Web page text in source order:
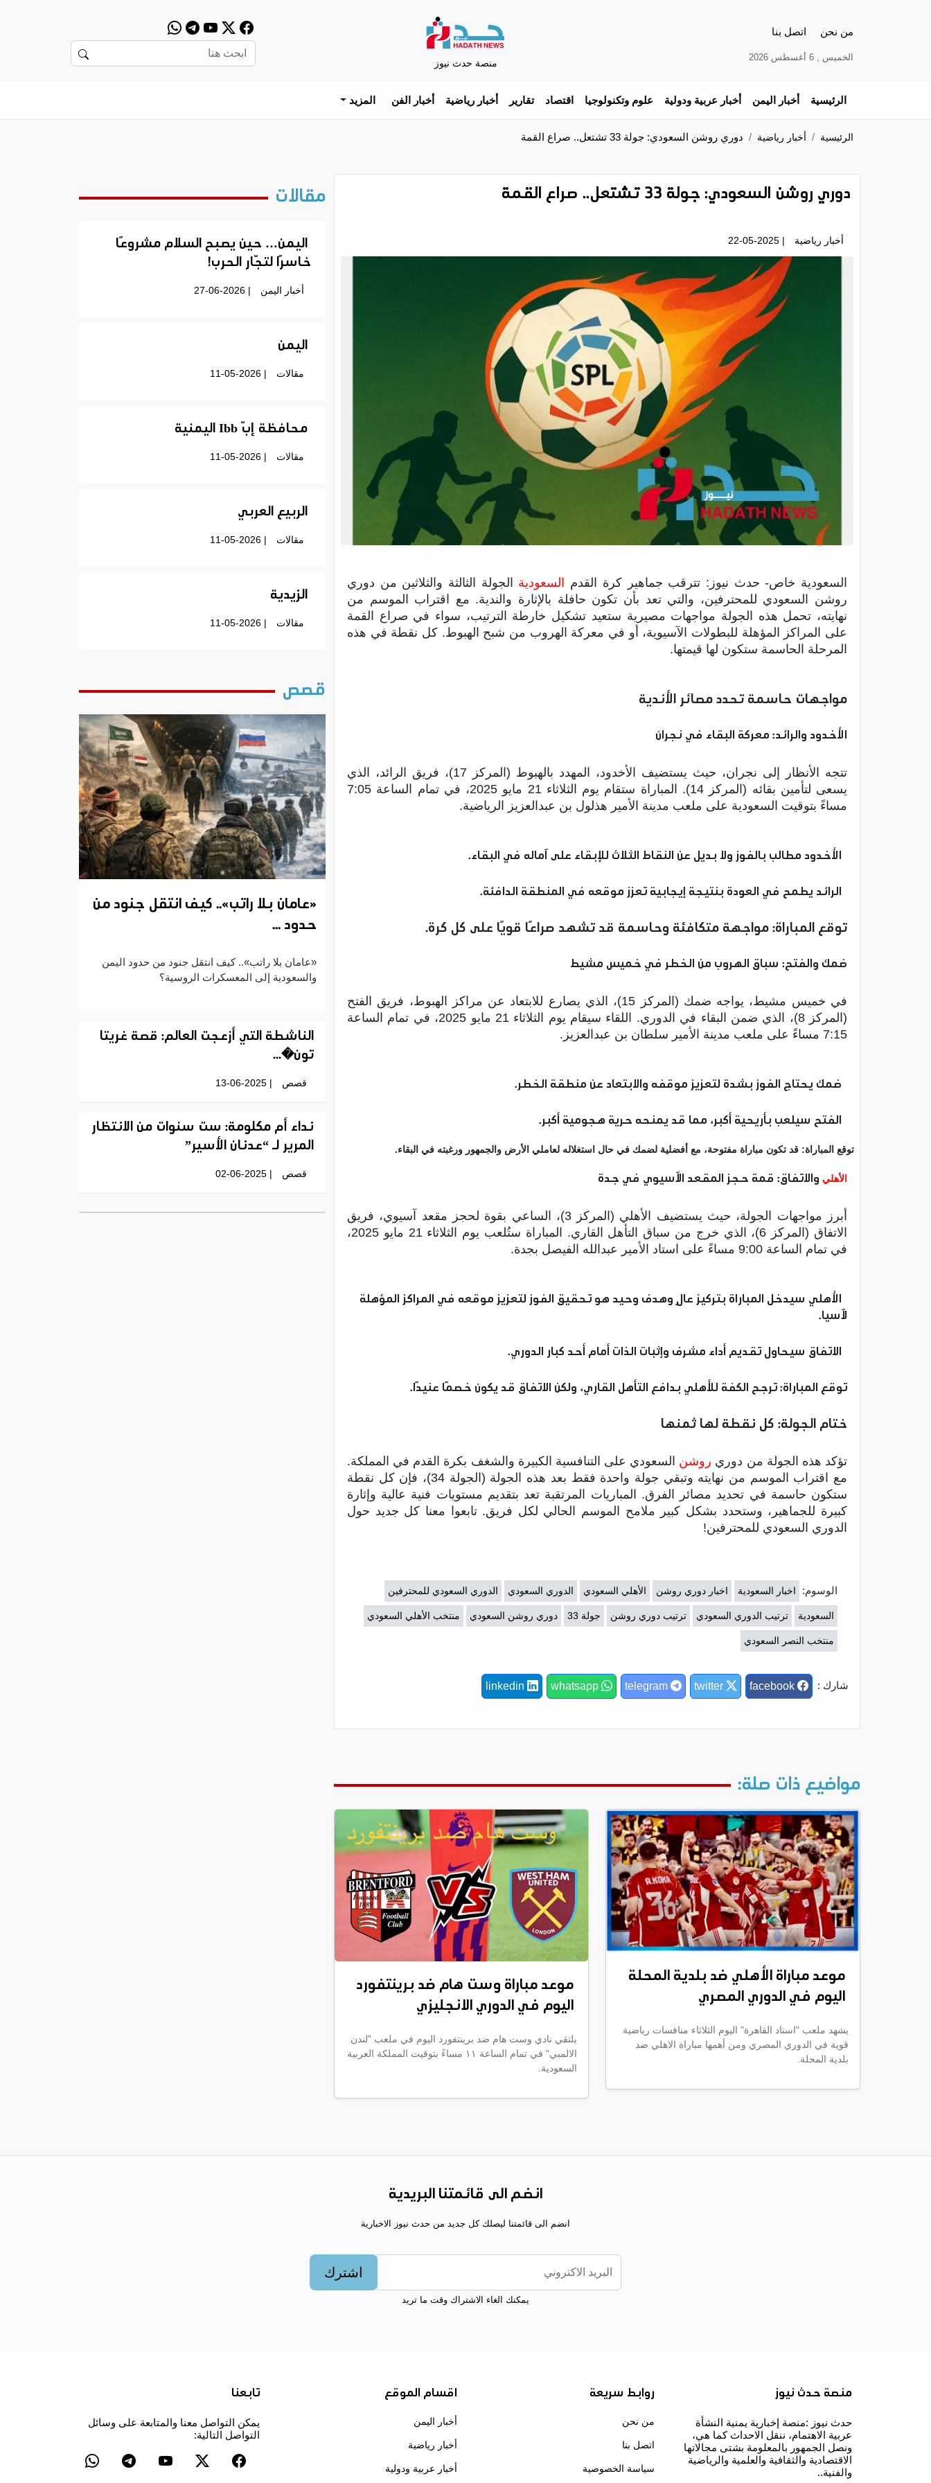
من نحن اتصل بنا
الخميس , 6 أغسطس 2026
منصة حدث نيوز
الرئيسية أخبار اليمن أخبار عربية ودولية علوم وتكنولوجيا اقتصاد تقارير أخبار رياضية أخبار الفن المزيد
الرئيسية أخبار رياضية دوري روشن السعودي: جولة 33 تشتعل.. صراع القمة
دوري روشن السعودي: جولة 33 تشتعل.. صراع القمة
أخبار رياضية | 22-05-2025
السعودية خاص- حدث نيوز: تترقب جماهير كرة القدم السعودية الجولة الثالثة والثلاثين من دوري
روشن السعودي للمحترفين، والتي تعد بأن تكون حافلة بالإثارة والندية. مع اقتراب الموسم من
نهايته، تحمل هذه الجولة مواجهات مصيرية ستعيد تشكيل خارطة الترتيب، سواء في صراع القمة
على المراكز المؤهلة للبطولات الآسيوية، أو في معركة الهروب من شبح الهبوط. كل نقطة في هذه
المرحلة الحاسمة ستكون لها قيمتها.
مواجهات حاسمة تحدد مصائر الأندية
الأخدود والرائد: معركة البقاء في نجران
تتجه الأنظار إلى نجران، حيث يستضيف الأخدود، المهدد بالهبوط (المركز 17)، فريق الرائد، الذي
يسعى لتأمين بقائه (المركز 14). المباراة ستقام يوم الثلاثاء 21 مايو 2025، في تمام الساعة 7:05
مساءً بتوقيت السعودية على ملعب مدينة الأمير هذلول بن عبدالعزيز الرياضية.
الأخدود مطالب بالفوز ولا بديل عن النقاط الثلاث للإبقاء على آماله في البقاء.
الرائد يطمح في العودة بنتيجة إيجابية تعزز موقعه في المنطقة الدافئة.
توقع المباراة: مواجهة متكافئة وحاسمة قد تشهد صراعًا قويًا على كل كرة.
ضمك والفتح: سباق الهروب من الخطر في خميس مشيط
في خميس مشيط، يواجه ضمك (المركز 15)، الذي يصارع للابتعاد عن مراكز الهبوط، فريق الفتح
(المركز 8)، الذي ضمن البقاء في الدوري. اللقاء سيقام يوم الثلاثاء 21 مايو 2025، في تمام الساعة
7:15 مساءً على ملعب مدينة الأمير سلطان بن عبدالعزيز.
ضمك يحتاج الفوز بشدة لتعزيز موقفه والابتعاد عن منطقة الخطر.
الفتح سيلعب بأريحية أكبر، مما قد يمنحه حرية هجومية أكبر.
توقع المباراة: قد تكون مباراة مفتوحة، مع أفضلية لضمك في حال استغلاله لعاملي الأرض والجمهور ورغبته في البقاء.
الأهلي والاتفاق: قمة حجز المقعد الآسيوي في جدة
أبرز مواجهات الجولة، حيث يستضيف الأهلي (المركز 3)، الساعي بقوة لحجز مقعد آسيوي، فريق
الاتفاق (المركز 6)، الذي خرج من سباق التأهل القاري. المباراة ستُلعب يوم الثلاثاء 21 مايو 2025،
في تمام الساعة 9:00 مساءً على استاد الأمير عبدالله الفيصل بجدة.
الأهلي سيدخل المباراة بتركيز عالٍ وهدف وحيد هو تحقيق الفوز لتعزيز موقعه في المراكز المؤهلة
لآسيا.
الاتفاق سيحاول تقديم أداء مشرف وإثبات الذات أمام أحد كبار الدوري.
توقع المباراة: ترجح الكفة للأهلي بدافع التأهل القاري، ولكن الاتفاق قد يكون خصمًا عنيدًا.
ختام الجولة: كل نقطة لها ثمنها
تؤكد هذه الجولة من دوري روشن السعودي على التنافسية الكبيرة والشغف بكرة القدم في المملكة.
مع اقتراب الموسم من نهايته وتبقي جولة واحدة فقط بعد هذه الجولة (الجولة 34)، فإن كل نقطة
ستكون حاسمة في تحديد مصائر الفرق. المباريات المرتقبة تعد بتقديم مستويات فنية عالية وإثارة
كبيرة للجماهير، وستحدد بشكل كبير ملامح الموسم الحالي لكل فريق. تابعوا معنا كل جديد حول
الدوري السعودي للمحترفين!
الوسوم: اخبار السعودية اخبار دوري روشن الأهلي السعودي الدوري السعودي الدوري السعودي للمحترفين
السعودية ترتيب الدوري السعودي ترتيب دوري روشن جولة 33 دوري روشن السعودي منتخب الأهلي السعودي
منتخب النصر السعودي
شارك :
مواضيع ذات صلة:
موعد مباراة الأهلي ضد بلدية المحلة
اليوم في الدوري المصري
يشهد ملعب "استاد القاهرة" اليوم الثلاثاء منافسات رياضية
قوية في الدوري المصري ومن أهمها مباراة الاهلي ضد
بلدية المحلة.
موعد مباراة وست هام ضد برينتفورد
اليوم في الدوري الانجليزي
يلتقي نادي وست هام ضد برينتفورد اليوم في ملعب "لندن
الالمبي" في تمام الساعة ١١ مساءً بتوقيت المملكة العربية
السعودية.
مقالات
اليمن… حين يصبح السلام مشروعًا
خاسرًا لتجّار الحرب!
أخبار اليمن | 27-06-2026
اليمن
مقالات | 11-05-2026
محافظة إبّ Ibb اليمنية
مقالات | 11-05-2026
الربيع العربي
مقالات | 11-05-2026
الزيدية
مقالات | 11-05-2026
قصص
«عامان بلا راتب».. كيف انتقل جنود من
حدود ...
«عامان بلا راتب».. كيف انتقل جنود من حدود اليمن
والسعودية إلى المعسكرات الروسية؟
الناشطة التي أزعجت العالم: قصة غريتا
تون�...
قصص | 13-06-2025
نداء أم مكلومة: ست سنوات من الانتظار
المرير لـ “عدنان الأسير”
قصص | 02-06-2025
انضم الى قائمتنا البريدية
انضم الى قائمتنا ليصلك كل جديد من حدث نيوز الاخبارية
اشترك
يمكنك الغاء الاشتراك وقت ما تريد
منصة حدث نيوز
حدث نيوز :منصة إخبارية يمنية النشأة
عربية الاهتمام، ننقل الاحداث كما هي،
ونصل الجمهور بالمعلومة بشتى مجالاتها
الاقتصادية والثقافية والعلمية والرياضية
والفنية..
روابط سريعة
من نحن
اتصل بنا
سياسة الخصوصية
اقسام الموقع
أخبار اليمن
أخبار رياضية
أخبار عربية ودولية
تابعنا
يمكن التواصل معنا والمتابعة على وسائل
التواصل التالية: